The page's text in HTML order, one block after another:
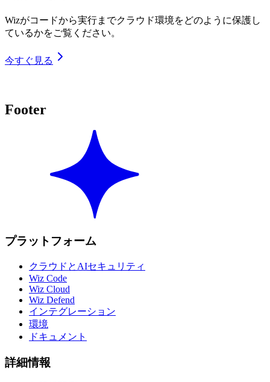
Wizがコードから実行までクラウド環境をどのように保護し
ているかをご覧ください。
今すぐ見る
Footer
プラットフォーム
クラウドとAIセキュリティ
Wiz Code
Wiz Cloud
Wiz Defend
インテグレーション
環境
ドキュメント
詳細情報